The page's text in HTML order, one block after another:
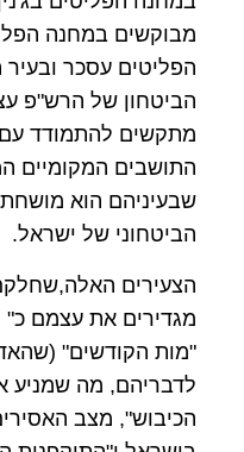
מבוקשים במחנה
הפליטים עסכר
הביטחון של הרש"פ
מתקשים להתמודד
התושבים המקומיים
שבעיניהם הוא
הביטחוני של ישראל.
הצעירים
מגדירים את עצמם
"מות הקודשים"
לדבריהם, מה שמניע
הכיבוש", מצב